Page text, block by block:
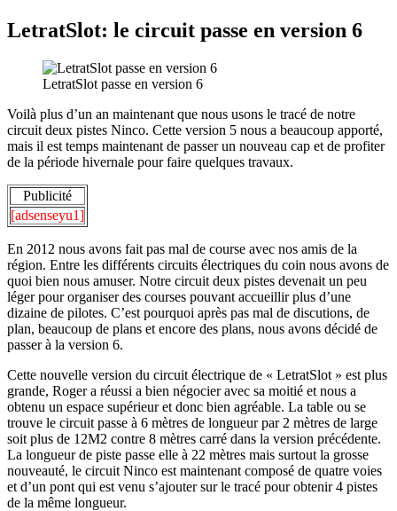
LetratSlot: le circuit passe en version 6
LetratSlot passe en version 6
Voilà plus d’un an maintenant que nous usons le tracé de notre
circuit deux pistes Ninco. Cette version 5 nous a beaucoup apporté,
mais il est temps maintenant de passer un nouveau cap et de profiter
de la période hivernale pour faire quelques travaux.
Publicité
[adsenseyu1]
En 2012 nous avons fait pas mal de course avec nos amis de la
région. Entre les différents circuits électriques du coin nous avons de
quoi bien nous amuser. Notre circuit deux pistes devenait un peu
léger pour organiser des courses pouvant accueillir plus d’une
dizaine de pilotes. C’est pourquoi après pas mal de discutions, de
plan, beaucoup de plans et encore des plans, nous avons décidé de
passer à la version 6.
Cette nouvelle version du circuit électrique de « LetratSlot » est plus
grande, Roger a réussi a bien négocier avec sa moitié et nous a
obtenu un espace supérieur et donc bien agréable. La table ou se
trouve le circuit passe à 6 mètres de longueur par 2 mètres de large
soit plus de 12M2 contre 8 mètres carré dans la version précédente.
La longueur de piste passe elle à 22 mètres mais surtout la grosse
nouveauté, le circuit Ninco est maintenant composé de quatre voies
et d’un pont qui est venu s’ajouter sur le tracé pour obtenir 4 pistes
de la même longueur.